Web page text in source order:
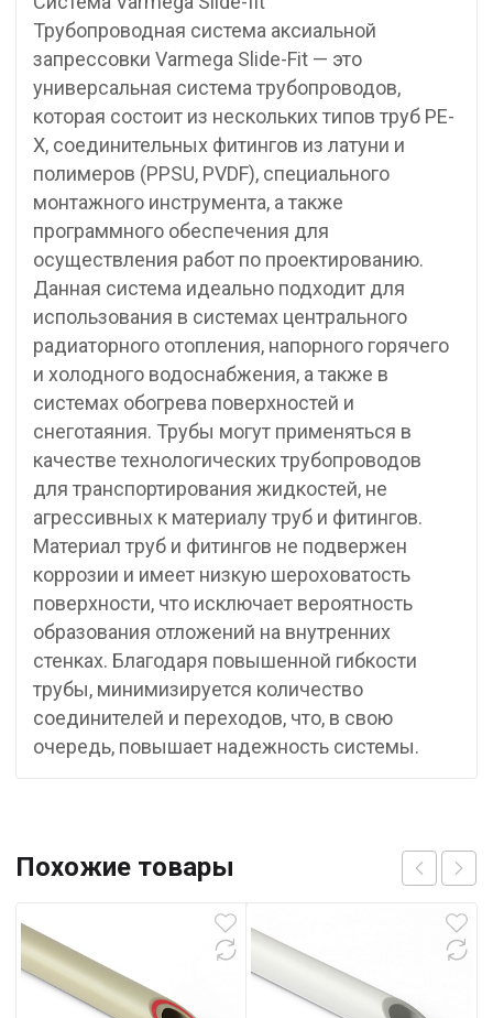
Трубопроводная система аксиальной
запрессовки Varmega Slide-Fit — это
универсальная система трубопроводов,
которая состоит из нескольких типов труб PE-
X, соединительных фитингов из латуни и
полимеров (PPSU, PVDF), специального
монтажного инструмента, а также
программного обеспечения для
осуществления работ по проектированию.
Данная система идеально подходит для
использования в системах центрального
радиаторного отопления, напорного горячего
и холодного водоснабжения, а также в
системах обогрева поверхностей и
снеготаяния. Трубы могут применяться в
качестве технологических трубопроводов
для транспортирования жидкостей, не
агрессивных к материалу труб и фитингов.
Материал труб и фитингов не подвержен
коррозии и имеет низкую шероховатость
поверхности, что исключает вероятность
образования отложений на внутренних
стенках. Благодаря повышенной гибкости
трубы, минимизируется количество
соединителей и переходов, что, в свою
очередь, повышает надежность системы.
Похожие товары